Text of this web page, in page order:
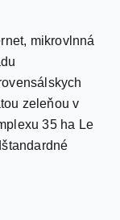
mikrovlnná
zeleňou v
35 ha Le